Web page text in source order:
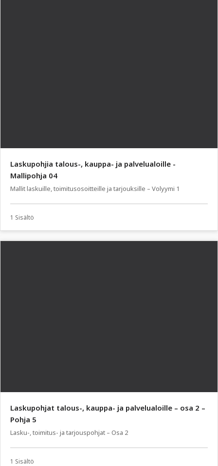
Laskupohjia talous-, kauppa- ja palvelualoille -
Mallipohja 04
Mallit laskuille, toimitusosoitteille ja tarjouksille – Volyymi 1
1 Sisältö
Laskupohjat talous-, kauppa- ja palvelualoille – osa 2 –
Pohja 5
Lasku-, toimitus- ja tarjouspohjat – Osa 2
1 Sisältö